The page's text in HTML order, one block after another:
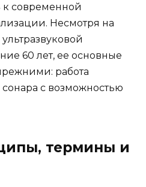
к современной
Несмотря на
60 лет, ее основные
работа
с возможностью
термины и